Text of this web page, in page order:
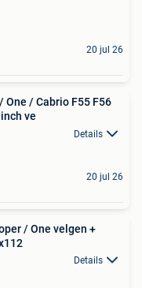
20 jul 26
One / Cabrio F55 F56
ve
Details
20 jul 26
/ One velgen +
Details